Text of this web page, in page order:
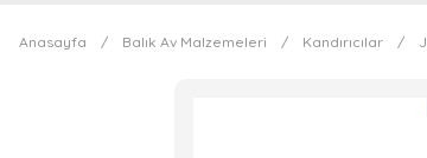
Anasayfa Balık Av Malzemeleri Kandırıcılar